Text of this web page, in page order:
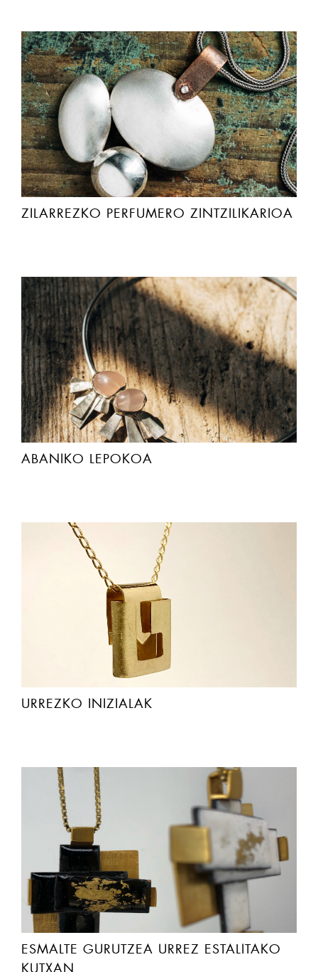
ZILARREZKO PERFUMERO ZINTZILIKARIOA
ABANIKO LEPOKOA
URREZKO INIZIALAK
ESMALTE GURUTZEA URREZ ESTALITAKO
KUTXAN